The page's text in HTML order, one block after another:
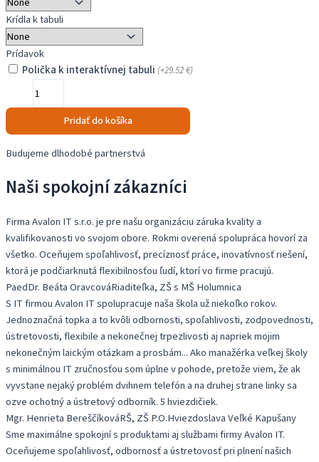
Krídla k tabuli
Prídavok
Polička k interaktívnej tabuli (+29.52€)
množstvo
tabule
a
projektora
manuálnom
piestovom
posuve
Pridať do košíka
Budujeme dlhodobé partnerstvá
Naši spokojní zákazníci
Firma Avalon IT s.r.o. je pre našu organizáciu záruka kvality a
kvalifikovanosti vo svojom obore. Rokmi overená spolupráca hovorí za
všetko. Oceňujem spoľahlivosť, precíznosť práce, inovatívnosť riešení,
ktorá je podčiarknutá flexibilnosťou ľudí, ktorí vo firme pracujú.
PaedDr. Beáta OravcováRiaditeľka, ZŠ s MŠ Holumnica
S IT firmou Avalon IT spolupracuje naša škola už niekoľko rokov.
Jednoznačná topka a to kvôli odbornosti, spoľahlivosti, zodpovednosti,
ústretovosti, flexibile a nekonečnej trpezlivosti aj napriek mojim
nekonečným laickým otázkam a prosbám... Ako manažérka veľkej školy
s minimálnou IT zručnosťou som úplne v pohode, pretože viem, že ak
vyvstane nejaký problém dvihnem telefón a na druhej strane linky sa
ozve ochotný a ústretový odborník. 5 hviezdičiek.
Mgr. Henrieta BereščíkováRŠ, ZŠ P.O.Hviezdoslava Veľké Kapušany
Sme maximálne spokojní s produktami aj službami firmy Avalon IT.
Oceňujeme spoľahlivosť, odbornosť a ústretovosť pri plnení našich